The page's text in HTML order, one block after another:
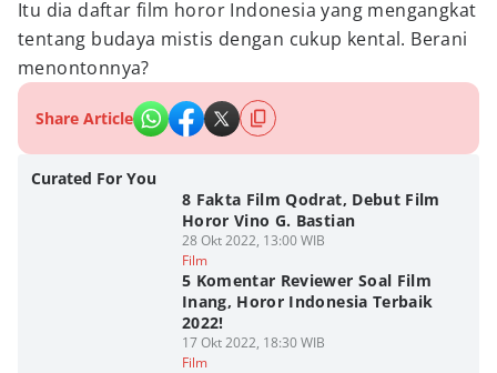
Itu dia daftar film horor Indonesia yang mengangkat
tentang budaya mistis dengan cukup kental. Berani
menontonnya?
Share Article
Curated For You
8 Fakta Film Qodrat, Debut Film
Horor Vino G. Bastian
28 Okt 2022, 13:00 WIB
Film
5 Komentar Reviewer Soal Film
Inang, Horor Indonesia Terbaik
2022!
17 Okt 2022, 18:30 WIB
Film